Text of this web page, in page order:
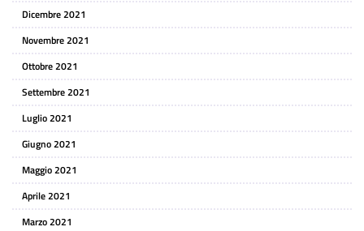
Dicembre 2021
Novembre 2021
Ottobre 2021
Settembre 2021
Luglio 2021
Giugno 2021
Maggio 2021
Aprile 2021
Marzo 2021